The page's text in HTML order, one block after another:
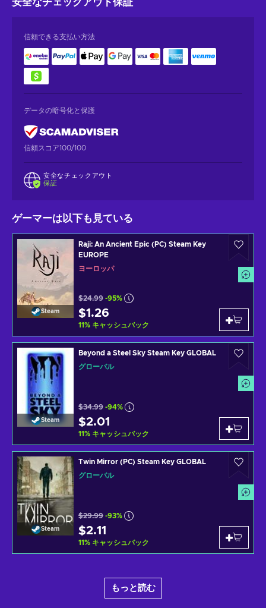
信頼できる支払い方法
データの暗号化と保護
信頼スコア100/100
安全なチェックアウト
保証
ゲーマーは以下も見ている
Steam
Raji: An Ancient Epic (PC) Steam Key
EUROPE
ヨーロッパ
$24.99 -95%
$1.26
11% キャッシュバック
Steam
Beyond a Steel Sky Steam Key GLOBAL
グローバル
$34.99 -94%
$2.01
11% キャッシュバック
Steam
Twin Mirror (PC) Steam Key GLOBAL
グローバル
$29.99 -93%
$2.11
11% キャッシュバック
もっと読む